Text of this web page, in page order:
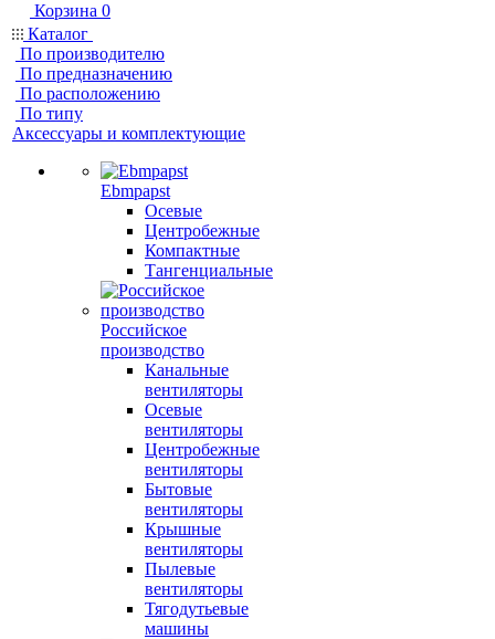
Корзина 0
Каталог
По производителю
По предназначению
По расположению
По типу
Аксессуары и комплектующие
Ebmpapst
Осевые
Центробежные
Компактные
Тангенциальные
Российское
производство
Канальные
вентиляторы
Осевые
вентиляторы
Центробежные
вентиляторы
Бытовые
вентиляторы
Крышные
вентиляторы
Пылевые
вентиляторы
Тягодутьевые
машины